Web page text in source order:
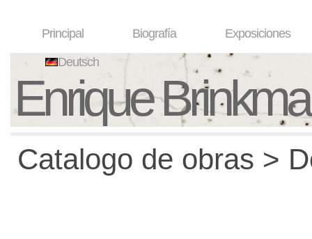
Principal Biografía Exposiciones
Deutsch
Enrique
Catalogo de obras >